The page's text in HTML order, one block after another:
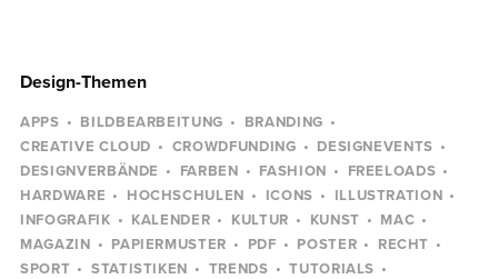
Design-Themen
APPS BILDBEARBEITUNG
BRANDING
CREATIVE CLOUD
CROWDFUNDING
DESIGNEVENTS
DESIGNVERBÄNDE
FARBEN FASHION
FREELOADS
HARDWARE
HOCHSCHULEN ICONS
ILLUSTRATION
INFOGRAFIK
KALENDER KULTUR KUNST
MAC
MAGAZIN
PAPIERMUSTER PDF POSTER
RECHT
SPORT
STATISTIKEN TRENDS
TUTORIALS